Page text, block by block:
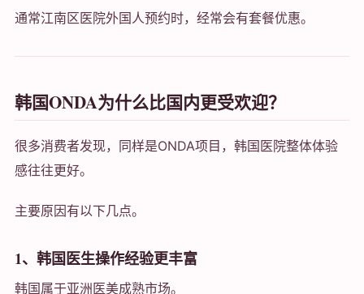
通常江南区医院外国人预约时，经常会有套餐优惠。
韩国ONDA为什么比国内更受欢迎？
很多消费者发现，同样是ONDA项目，韩国医院整体体验
感往往更好。
主要原因有以下几点。
1、韩国医生操作经验更丰富
韩国属于亚洲医美成熟市场。